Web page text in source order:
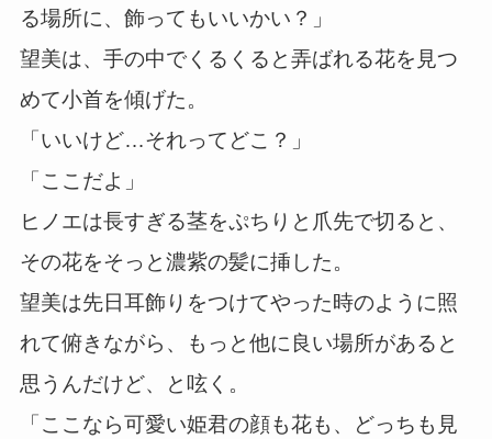
る場所に、飾ってもいいかい？」
望美は、手の中でくるくると弄ばれる花を見つ
めて小首を傾げた。
「いいけど…それってどこ？」
「ここだよ」
ヒノエは長すぎる茎をぷちりと爪先で切ると、
その花をそっと濃紫の髪に挿した。
望美は先日耳飾りをつけてやった時のように照
れて俯きながら、もっと他に良い場所があると
思うんだけど、と呟く。
「ここなら可愛い姫君の顔も花も、どっちも見